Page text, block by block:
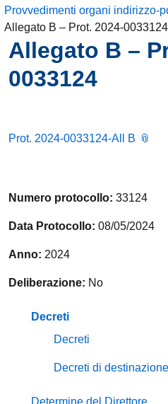
Provvedimenti organi indirizzo-
Allegato B – Prot. 2024-0033124
Allegato B –
0033124
Prot. 2024-0033124-All B
Numero protocollo: 33124
Data Protocollo: 08/05/2024
Anno: 2024
Deliberazione: No
Decreti
Decreti
Decreti di destinazione
Determine del Direttore